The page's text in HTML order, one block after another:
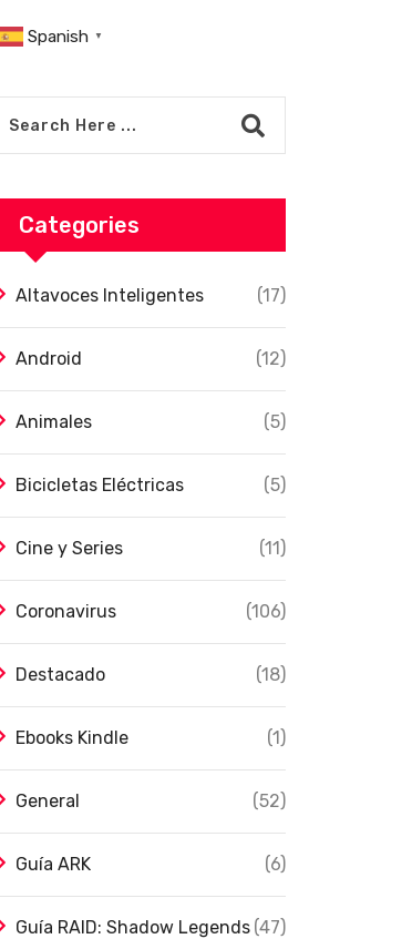
Spanish ▼
Categories
Altavoces Inteligentes (17)
Android (12)
Animales (5)
Bicicletas Eléctricas (5)
Cine y Series (11)
Coronavirus (106)
Destacado (18)
Ebooks Kindle (1)
General (52)
Guía ARK (6)
Guía RAID: Shadow Legends (47)